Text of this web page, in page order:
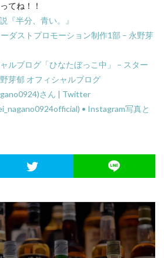
てね！！
『半分、青い。』
ダストプロモーション制作1部 – 永野芽
ルブログ「ひなたぼっこ中」 – スター
芽郁 オフィシャルブログ
さん | Twitter
• Instagram写真と